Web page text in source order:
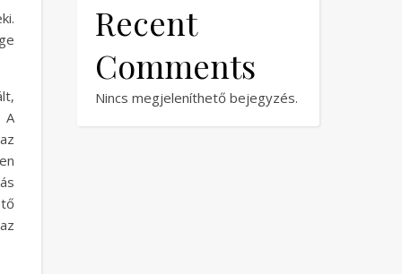
A
Recent
Comments
Nincs megjeleníthető bejegyzés.